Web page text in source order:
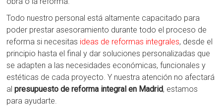
Todo nuestro personal está altamente capacitado para
poder prestar asesoramiento durante todo el proceso de
reforma si necesitas ideas de reformas integrales, desde el
principio hasta el final y dar soluciones personalizadas que
se adapten a las necesidades económicas, funcionales y
estéticas de cada proyecto. Y nuestra atención no afectará
alpresupuesto de reforma integral en Madrid, estamos
para ayudarte.